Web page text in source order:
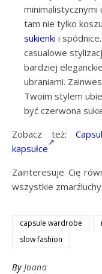
minimalistycznymi
tam nie tylko
sukienki i
casualowe
bardziej
ubraniami.
Twoim stylem
być czerwona
Zobacz też:
kapsułce
Zainteresuje Cię
wszystkie zmarźluchy.
capsule wardrobe
slow fashion
By Joana